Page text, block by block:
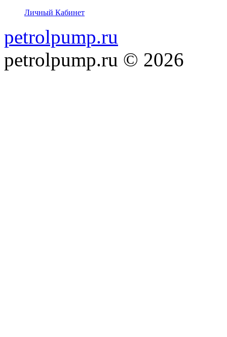
Личный Кабинет
petrolpump.ru
petrolpump.ru © 2026